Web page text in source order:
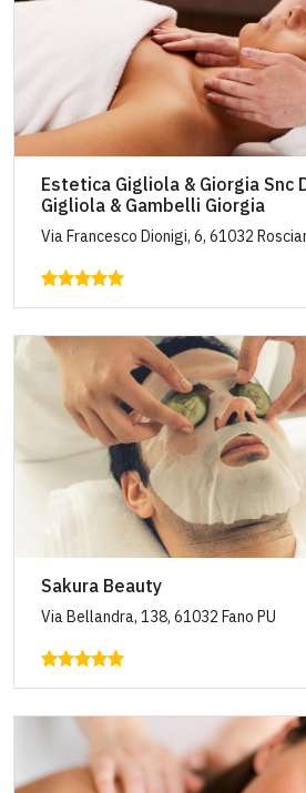
Estetica Gigliola & Giorgia Snc
Gigliola & Gambelli Giorgia
Via Francesco Dionigi, 6, 61032
Sakura Beauty
Via Bellandra, 138, 61032 Fano PU